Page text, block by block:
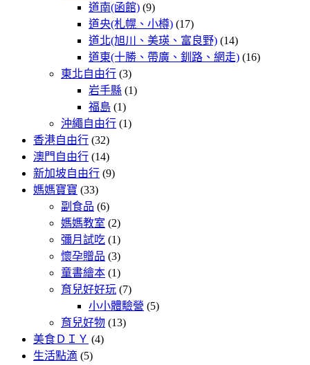
道南(函館) (9)
道央(札幌、小樽) (17)
道北(旭川、美瑛、富良野) (14)
道東(十勝、帶廣、釧路、網走) (16)
東北自由行 (3)
岩手縣 (1)
福島 (1)
沖繩自由行 (1)
香港自由行 (32)
澳門自由行 (14)
新加坡自由行 (9)
媽媽寶寶 (33)
副食品 (6)
媽媽教室 (2)
彌月試吃 (1)
懷孕贈品 (3)
童書繪本 (1)
育兒好好玩 (7)
小小體驗營 (5)
育兒好物 (13)
美食ＤＩＹ (4)
生活點滴 (5)